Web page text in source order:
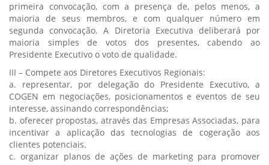
primeira convocação, com a presença de, pelos menos, a
maioria de seus membros, e com qualquer número em
segunda convocação. A Diretoria Executiva deliberará por
maioria simples de votos dos presentes, cabendo ao
Presidente Executivo o voto de qualidade.
III – Compete aos Diretores Executivos Regionais:
a. representar, por delegação do Presidente Executivo, a
COGEN em negociações, posicionamentos e eventos de seu
interesse, assinando correspondências;
b. oferecer propostas, através das Empresas Associadas, para
incentivar a aplicação das tecnologias de cogeração aos
clientes potenciais.
c. organizar planos de ações de marketing para promover